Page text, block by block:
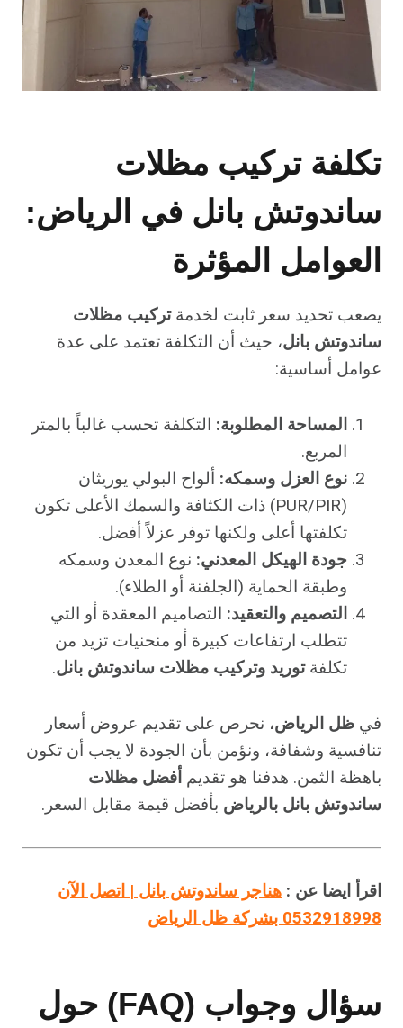
تكلفة تركيب مظلات
ساندوتش بانل في الرياض:
العوامل المؤثرة
يصعب تحديد سعر ثابت لخدمةتركيب مظلات
ساندوتش بانل، حيث أن التكلفة تعتمد على عدة
عوامل أساسية:
المساحة المطلوبة: التكلفة تحسب غالباً بالمتر
المربع.
نوع العزل وسمكه: ألواح البولي يوريثان
(PUR/PIR) ذات الكثافة والسمك الأعلى تكون
تكلفتها أعلى ولكنها توفر عزلاً أفضل.
جودة الهيكل المعدني: نوع المعدن وسمكه
وطبقة الحماية (الجلفنة أو الطلاء).
التصميم والتعقيد: التصاميم المعقدة أو التي
تتطلب ارتفاعات كبيرة أو منحنيات تزيد من
تكلفةتوريد وتركيب مظلات ساندوتش بانل.
في ظل الرياض، نحرص على تقديم عروض أسعار
تنافسية وشفافة، ونؤمن بأن الجودة لا يجب أن تكون
باهظة الثمن. هدفنا هو تقديم أفضل مظلات
ساندوتش بانل بالرياض بأفضل قيمة مقابل السعر.
اقرأ ايضا عن : هناجر ساندوتش بانل | اتصل الآن
0532918998 بشركة ظل الرياض
سؤال وجواب (FAQ) حول